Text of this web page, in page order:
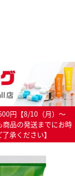
円【8/10（月）～
品の発送までにお時
承ください】